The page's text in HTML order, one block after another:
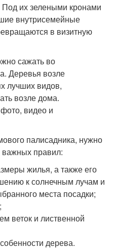
их зелеными кронами
внутрисемейные
в визитную
палисадника, нужно
важных правил:
жилья, а также его
к солнечным лучам и
места посадки;
веток и лиственной
дерева.